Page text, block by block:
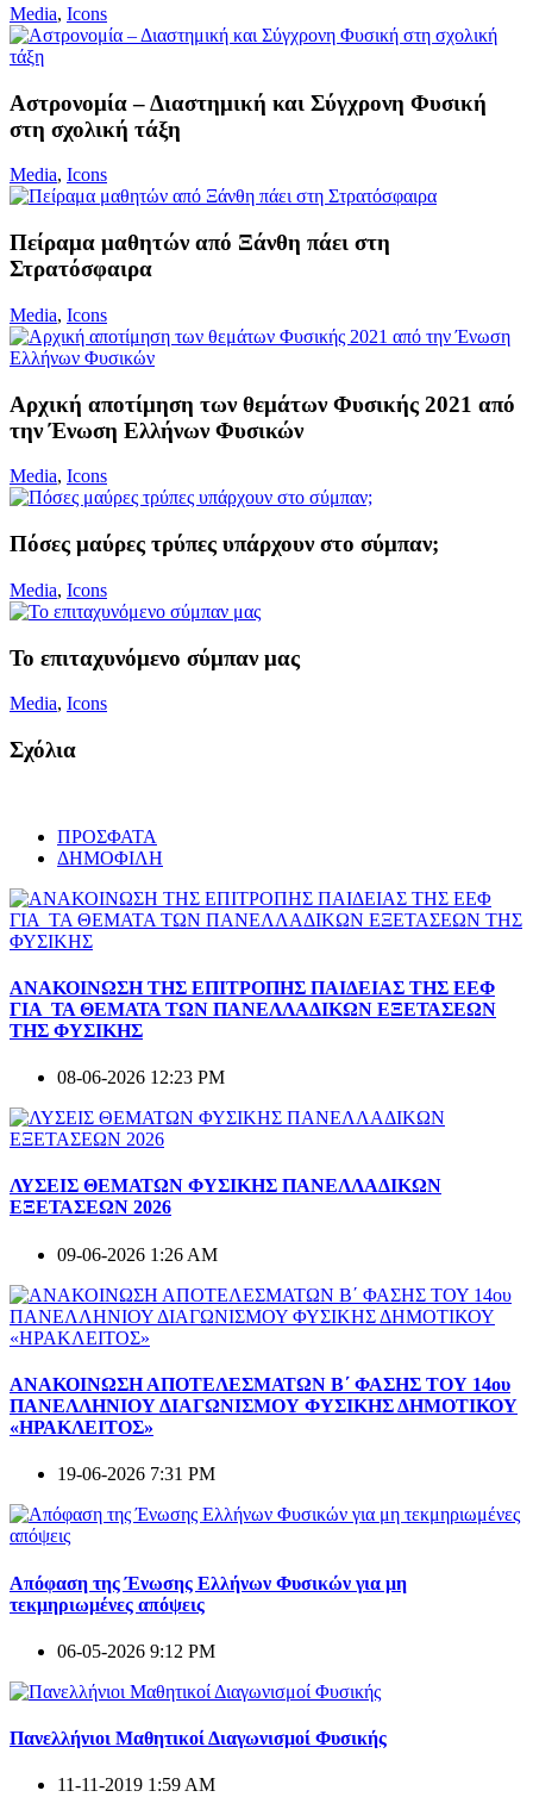
Media, Icons
Aστρονομία – Διαστημική και Σύγχρονη Φυσική
στη σχολική τάξη
Media, Icons
Πείραμα μαθητών από Ξάνθη πάει στη
Στρατόσφαιρα
Media, Icons
Αρχική αποτίμηση των θεμάτων Φυσικής 2021 από
την Ένωση Ελλήνων Φυσικών
Media, Icons
Πόσες μαύρες τρύπες υπάρχουν στο σύμπαν;
Media, Icons
Το επιταχυνόμενο σύμπαν μας
Media, Icons
Σχόλια
ΠΡΟΣΦΑΤΑ
ΔΗΜΟΦΙΛΗ
ΑΝΑΚΟΙΝΩΣΗ ΤΗΣ ΕΠΙΤΡΟΠΗΣ ΠΑΙΔΕΙΑΣ ΤΗΣ ΕΕΦ
ΓΙΑ ΤΑ ΘΕΜΑΤΑ ΤΩΝ ΠΑΝΕΛΛΑΔΙΚΩΝ ΕΞΕΤΑΣΕΩΝ
ΤΗΣ ΦΥΣΙΚΗΣ
08-06-2026 12:23 PM
ΛΥΣΕΙΣ ΘΕΜΑΤΩΝ ΦΥΣΙΚΗΣ ΠΑΝΕΛΛΑΔΙΚΩΝ
ΕΞΕΤΑΣΕΩΝ 2026
09-06-2026 1:26 AM
ΑΝΑΚΟΙΝΩΣΗ ΑΠΟΤΕΛΕΣΜΑΤΩΝ Β΄ ΦΑΣΗΣ ΤΟΥ 14ου
ΠΑΝΕΛΛΗΝΙΟΥ ΔΙΑΓΩΝΙΣΜΟΥ ΦΥΣΙΚΗΣ ΔΗΜΟΤΙΚΟΥ
«ΗΡΑΚΛΕΙΤΟΣ»
19-06-2026 7:31 PM
Απόφαση της Ένωσης Ελλήνων Φυσικών για μη
τεκμηριωμένες απόψεις
06-05-2026 9:12 PM
Πανελλήνιοι Μαθητικοί Διαγωνισμοί Φυσικής
11-11-2019 1:59 AM